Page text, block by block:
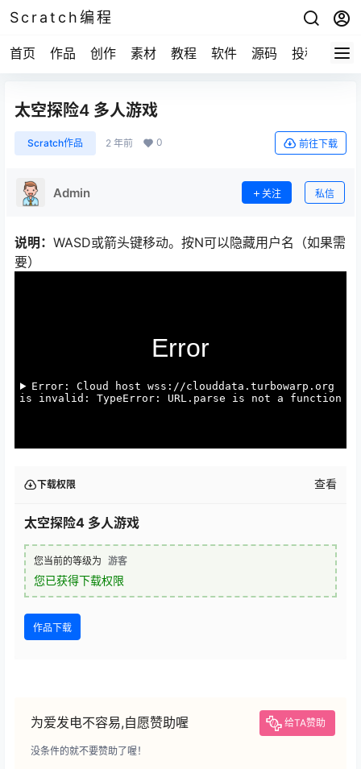
Scratch编程
首页 作品 创作 素材 教程 软件 源码 投稿 关于
太空探险4 多人游戏
Scratch作品 2 年前 0 前往下载
Admin 关注 私信
说明： WASD或箭头键移动。按N可以隐藏用户名（如果需
要）
下载权限 查看
太空探险4 多人游戏
您当前的等级为 游客
您已获得下载权限
作品下载
为爱发电不容易,自愿赞助喔 给TA赞助
没条件的就不要赞助了喔！